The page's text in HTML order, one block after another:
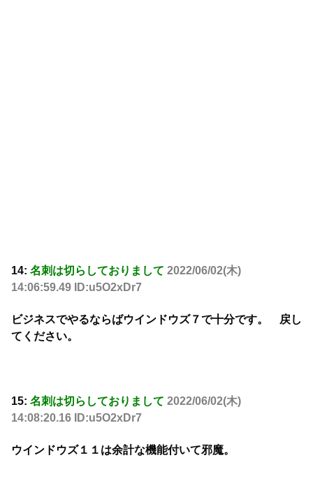
14: 名刺は切らしておりまして 2022/06/02(木)
14:06:59.49 ID:u5O2xDr7
ビジネスでやるならばウインドウズ７で十分です。 戻し
てください。
15: 名刺は切らしておりまして 2022/06/02(木)
14:08:20.16 ID:u5O2xDr7
ウインドウズ１１は余計な機能付いて邪魔。